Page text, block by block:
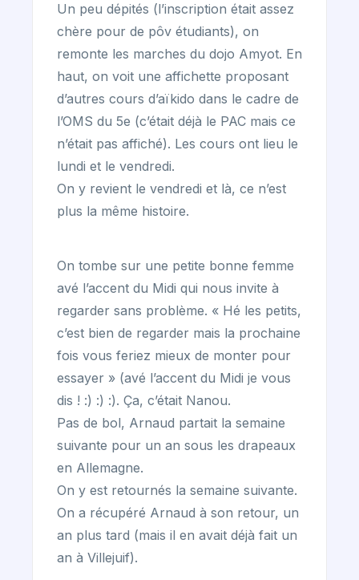
Un peu dépités (l’inscription était assez
chère pour de pôv étudiants), on
remonte les marches du dojo Amyot. En
haut, on voit une affichette proposant
d’autres cours d’aïkido dans le cadre de
l’OMS du 5e (c’était déjà le PAC mais ce
n’était pas affiché). Les cours ont lieu le
lundi et le vendredi.
On y revient le vendredi et là, ce n’est
plus la même histoire.
On tombe sur une petite bonne femme
avé l’accent du Midi qui nous invite à
regarder sans problème. « Hé les petits,
c’est bien de regarder mais la prochaine
fois vous feriez mieux de monter pour
essayer » (avé l’accent du Midi je vous
dis ! :) :) :). Ça, c’était Nanou.
Pas de bol, Arnaud partait la semaine
suivante pour un an sous les drapeaux
en Allemagne.
On y est retournés la semaine suivante.
On a récupéré Arnaud à son retour, un
an plus tard (mais il en avait déjà fait un
an à Villejuif).